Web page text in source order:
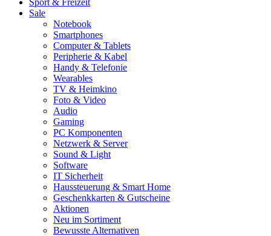
Sport & Freizeit
Sale
Notebook
Smartphones
Computer & Tablets
Peripherie & Kabel
Handy & Telefonie
Wearables
TV & Heimkino
Foto & Video
Audio
Gaming
PC Komponenten
Netzwerk & Server
Sound & Light
Software
IT Sicherheit
Haussteuerung & Smart Home
Geschenkkarten & Gutscheine
Aktionen
Neu im Sortiment
Bewusste Alternativen